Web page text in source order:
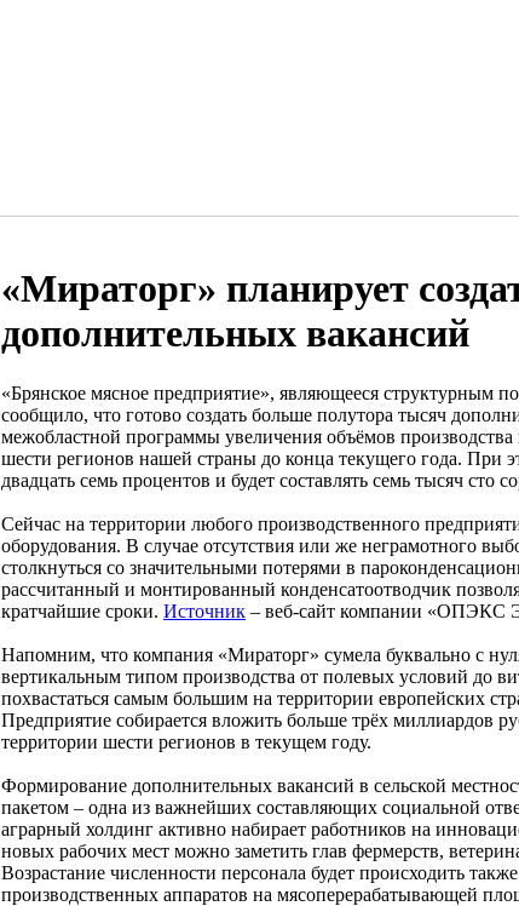
«Мираторг» планирует
дополнительных вакансий
«Брянское мясное предприятие», являющееся структурным
сообщило, что готово создать больше полутора тысяч
межобластной программы увеличения объёмов
шести регионов нашей страны до конца текущего года. При
двадцать семь процентов и будет составлять семь тысяч сто
Сейчас на территории любого производственного
оборудования. В случае отсутствия или же неграмотного
столкнуться со значительными потерями в
рассчитанный и монтированный конденсатоотводчик
кратчайшие сроки. Источник – веб-сайт компании «ОПЭКС
Напомним, что компания «Мираторг» сумела буквально с
вертикальным типом производства от полевых условий до
похвастаться самым большим на территории европейских
Предприятие собирается вложить больше трёх миллиардов
территории шести регионов в текущем году.
Формирование дополнительных вакансий в сельской
пакетом – одна из важнейших составляющих социальной
аграрный холдинг активно набирает работников на
новых рабочих мест можно заметить глав фермерств,
Возрастание численности персонала будет происходить
производственных аппаратов на мясоперерабатывающей